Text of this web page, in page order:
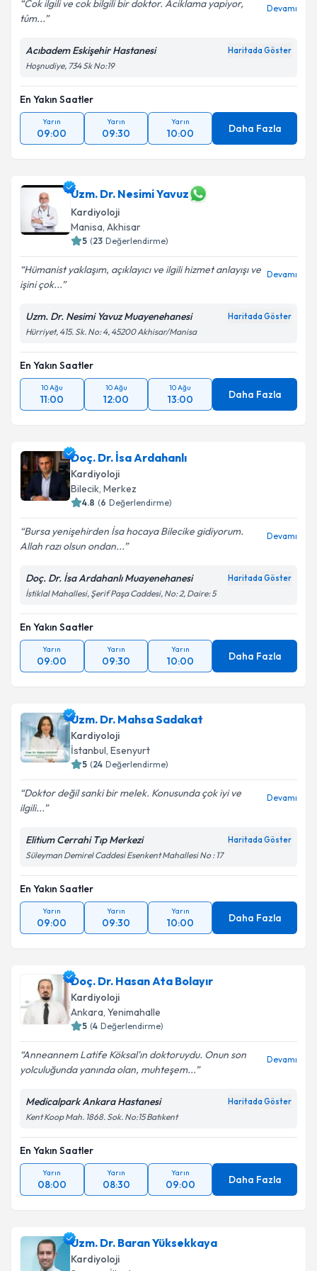
Kişisel verilerimin işlenmesine ilişkinAydınlatma
Cok ilgili ve cok bilgili bir doktor. Aciklama yapiyor,
túm...
Devamı
Acıbadem Eskişehir Hastanesi Haritada Göster
Hoşnudiye, 734 Sk No:19
En Yakın Saatler
Yarın
09:00
Yarın
09:30
Yarın
10:00 Daha Fazla
Uzm. Dr. Nesimi Yavuz
Kardiyoloji
Manisa, Akhisar
5 (23 Değerlendirme)
Hümanist yaklaşım, açıklayıcı ve ilgili hizmet anlayışı ve
işini çok...
Devamı
Uzm. Dr. Nesimi Yavuz Muayenehanesi Haritada Göster
Hürriyet, 415. Sk. No: 4, 45200 Akhisar/Manisa
En Yakın Saatler
10 Ağu
11:00
10 Ağu
12:00
10 Ağu
13:00 Daha Fazla
Doç. Dr. İsa Ardahanlı
Kardiyoloji
Bilecik, Merkez
4.8 (6 Değerlendirme)
Bursa yenişehirden İsa hocaya Bilecike gidiyorum.
Allah razı olsun ondan...
Devamı
Doç. Dr. İsa Ardahanlı Muayenehanesi Haritada Göster
İstiklal Mahallesi, Şerif Paşa Caddesi, No: 2, Daire: 5
En Yakın Saatler
Yarın
09:00
Yarın
09:30
Yarın
10:00 Daha Fazla
Uzm. Dr. Mahsa Sadakat
Kardiyoloji
İstanbul, Esenyurt
5 (24 Değerlendirme)
Doktor değil sanki bir melek. Konusunda çok iyi ve
ilgili...
Devamı
Elitium Cerrahi Tıp Merkezi Haritada Göster
Süleyman Demirel Caddesi Esenkent Mahallesi No : 17
En Yakın Saatler
Yarın
09:00
Yarın
09:30
Yarın
10:00 Daha Fazla
Doç. Dr. Hasan Ata Bolayır
Kardiyoloji
Ankara, Yenimahalle
5 (4 Değerlendirme)
Anneannem Latife Köksal'ın doktoruydu. Onun son
yolculuğunda yanında olan, muhteşem...
Devamı
Medicalpark Ankara Hastanesi Haritada Göster
Kent Koop Mah. 1868. Sok. No:15 Batıkent
En Yakın Saatler
Yarın
08:00
Yarın
08:30
Yarın
09:00 Daha Fazla
Uzm. Dr. Baran Yüksekkaya
Kardiyoloji